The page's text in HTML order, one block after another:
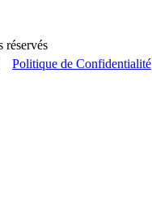
réservés
Politique de Confidentialité